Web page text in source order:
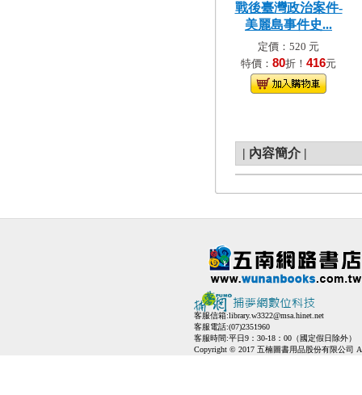
戰後臺灣政治案件-
美麗島事件史...
定價：520 元
特價： 80折！ 416元
| 內容簡介 |
客服信箱:library.w3322@msa.hinet.net
客服電話:(07)2351960
客服時間:平日9：30-18：00（國定假日除外）
Copyright © 2017 五楠圖書用品股份有限公司